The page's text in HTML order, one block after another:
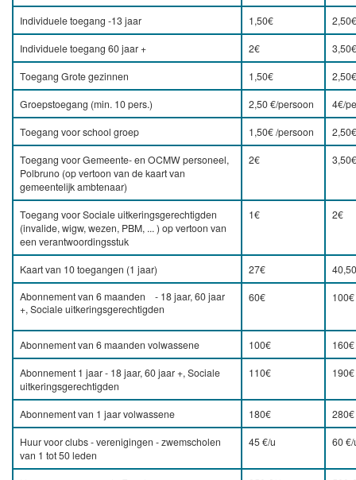
Individuele toegang -13 jaar 1,50€ 2,50€
Individuele toegang 60 jaar + 2€ 3,50€
Toegang Grote gezinnen 1,50€ 2,50€
Groepstoegang (min. 10 pers.) 2,50 €/persoon 4€/
Toegang voor school groep 1,50€ /persoon
Toegang voor Gemeente- en OCMW personeel,
Polbruno (op vertoon van de kaart van
gemeentelijk ambtenaar)
2€ 3,50€
Toegang voor Sociale uitkeringsgerechtigden
(invalide, wigw, wezen, PBM, ... ) op vertoon van
een verantwoordingsstuk
1€ 2€
Kaart van 10 toegangen (1 jaar) 27€
Abonnement van 6 maanden - 18 jaar, 60 jaar
+, Sociale uitkeringsgerechtigden
60€ 100€
Abonnement van 6 maanden volwassene 100€ 160€
Abonnement 1 jaar - 18 jaar, 60 jaar +, Sociale
uitkeringsgerechtigden
110€ 190€
Abonnement van 1 jaar volwassene 180€ 280€
Huur voor clubs - verenigingen - zwemscholen
van 1 tot 50 leden
45 €/u 60 €/